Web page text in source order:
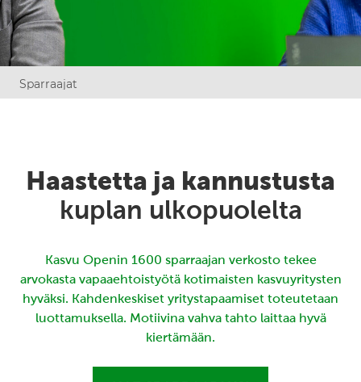
Sparraajat
Haastetta ja kannustusta
kuplan ulkopuolelta
Kasvu Openin 1600 sparraajan verkosto tekee
arvokasta vapaaehtoistyötä kotimaisten kasvuyritysten
hyväksi. Kahdenkeskiset yritystapaamiset toteutetaan
luottamuksella. Motiivina vahva tahto laittaa hyvä
kiertämään.